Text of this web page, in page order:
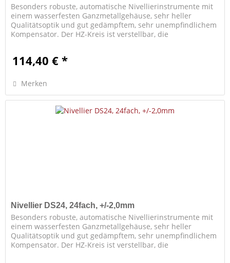
Besonders robuste, automatische Nivellierinstrumente mit
einem wasserfesten Ganzmetallgehäuse, sehr heller
Qualitätsoptik und gut gedämpftem, sehr unempfindlichem
Kompensator. Der HZ-Kreis ist verstellbar, die
114,40 € *
Merken
Nivellier DS24, 24fach, +/-2,0mm
Besonders robuste, automatische Nivellierinstrumente mit
einem wasserfesten Ganzmetallgehäuse, sehr heller
Qualitätsoptik und gut gedämpftem, sehr unempfindlichem
Kompensator. Der HZ-Kreis ist verstellbar, die